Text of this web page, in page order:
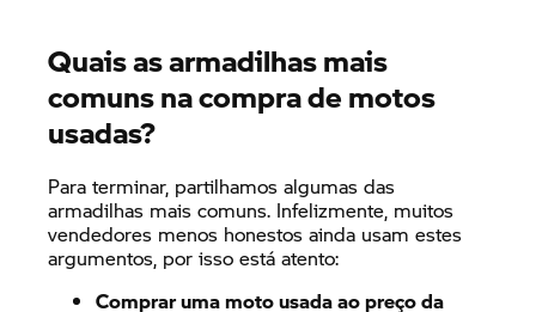
Quais as armadilhas mais
comuns na compra de motos
usadas?
Para terminar, partilhamos algumas das
armadilhas mais comuns. Infelizmente, muitos
vendedores menos honestos ainda usam estes
argumentos, por isso está atento:
Comprar uma moto usada ao preço da